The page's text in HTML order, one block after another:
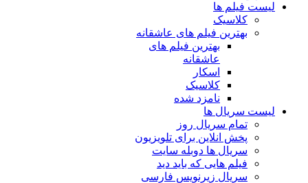
لیست فیلم ها
کلاسیک
بهترین فیلم های عاشقانه
بهترین فیلم های
عاشقانه
اسکار
کلاسیک
نامزد شده
لیست سریال ها
تمام سریال روز
پخش انلاین برای تلویزیون
سریال ها دوبله سایت
فیلم هایی که باید دید
سریال زیرنویس فارسی